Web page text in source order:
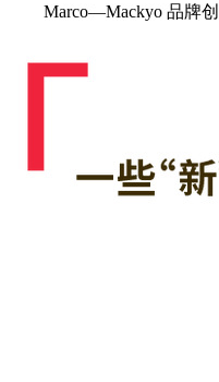
Marco—Mackyo 品牌创